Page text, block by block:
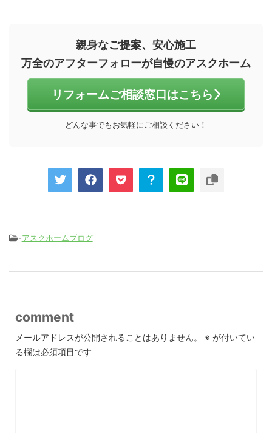
親身なご提案、安心施工
万全のアフターフォローが自慢のアスクホーム
リフォームご相談窓口はこちら
どんな事でもお気軽にご相談ください！
-アスクホームブログ
comment
メールアドレスが公開されることはありません。 ※ が付いてい
る欄は必須項目です